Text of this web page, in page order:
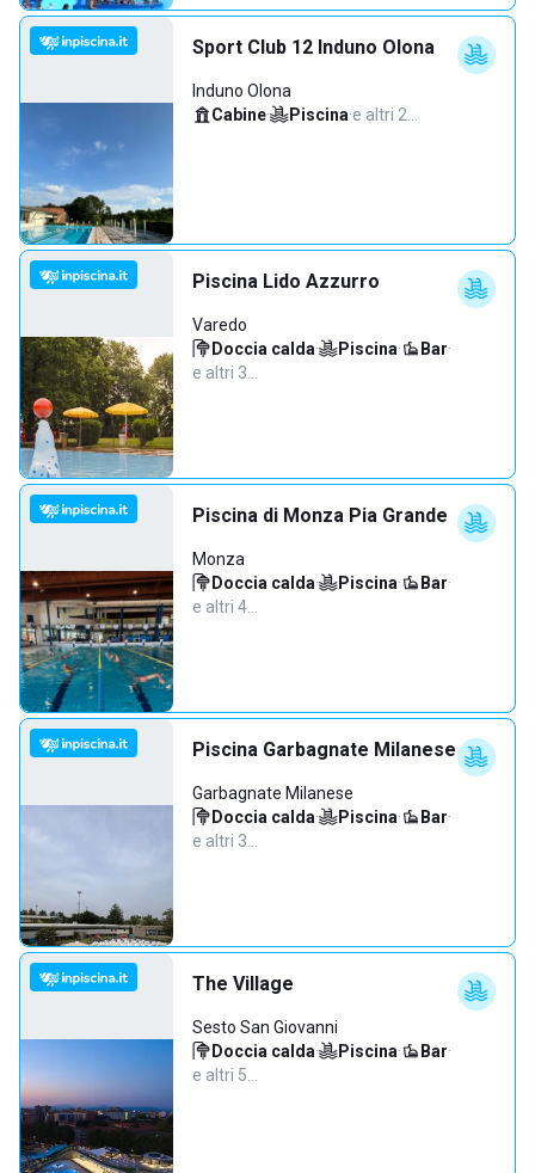
Sport Club 12 Induno Olona
Induno Olona
Cabine· Piscina·e altri 2…
Piscina Lido Azzurro
Varedo
Doccia calda· Piscina· Bar·
e altri 3…
Piscina di Monza Pia Grande
Monza
Doccia calda· Piscina· Bar·
e altri 4…
Piscina Garbagnate Milanese
Garbagnate Milanese
Doccia calda· Piscina· Bar·
e altri 3…
The Village
Sesto San Giovanni
Doccia calda· Piscina· Bar·
e altri 5…